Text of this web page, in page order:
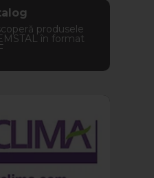
produsele
în format